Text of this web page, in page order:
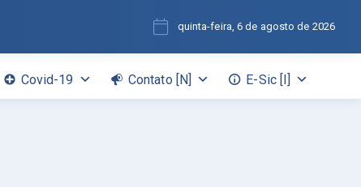
Covid-19 Contato [N] E-Sic [I]
quinta-feira, 6 de agosto de 2026